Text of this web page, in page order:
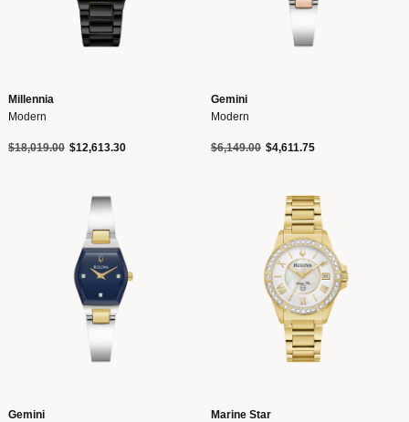
Millennia
Modern
Precio reducido de
$18,019.00a$12,613.30
Gemini
Modern
Precio reducido de
$6,149.00a$4,611.75
Gemini
Marine Star